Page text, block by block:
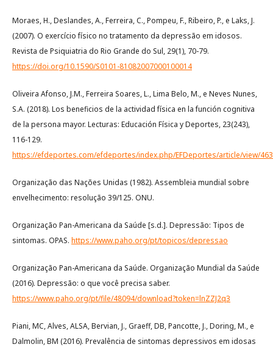
Moraes, H., Deslandes, A., Ferreira, C., Pompeu, F., Ribeiro, P., e Laks, J.
(2007). O exercício físico no tratamento da depressão em idosos.
Revista de Psiquiatria do Rio Grande do Sul, 29(1), 70-79.
https://doi.org/10.1590/S0101-81082007000100014
Oliveira Afonso, J.M., Ferreira Soares, L., Lima Belo, M., e Neves Nunes,
S.A. (2018). Los beneficios de la actividad física en la función cognitiva
de la persona mayor. Lecturas: Educación Física y Deportes, 23(243),
116-129.
https://efdeportes.com/efdeportes/index.php/EFDeportes/article/view/463
Organização das Nações Unidas (1982). Assembleia mundial sobre
envelhecimento: resolução 39/125. ONU.
Organização Pan-Americana da Saúde [s.d.]. Depressão: Tipos de
sintomas. OPAS. https://www.paho.org/pt/topicos/depressao
Organização Pan-Americana da Saúde. Organização Mundial da Saúde
(2016). Depressão: o que você precisa saber.
https://www.paho.org/pt/file/48094/download?token=lnZZJ2q3
Piani, MC, Alves, ALSA, Bervian, J., Graeff, DB, Pancotte, J., Doring, M., e
Dalmolin, BM (2016). Prevalência de sintomas depressivos em idosas